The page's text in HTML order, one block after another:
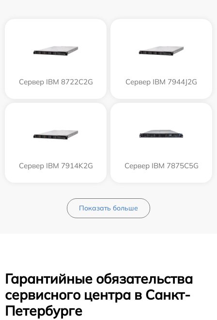
Сервер IBM 8722C2G Сервер IBM 7944J2G
Сервер IBM 7914K2G Сервер IBM 7875C5G
Показать больше
Гарантийные обязательства
сервисного центра в Санкт-
Петербурге